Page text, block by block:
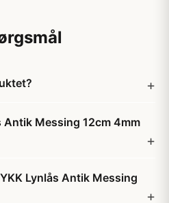
Antik Messing 12cm 4mm
Lynlås Antik Messing